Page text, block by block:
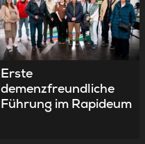
Erste
demenzfreundliche
Führung im Rapideum